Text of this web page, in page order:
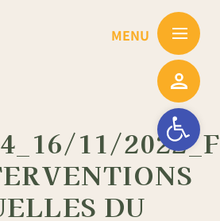
Ouvrir la
11/
DU